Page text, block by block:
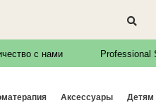
с нами Professional
аксессуары детям